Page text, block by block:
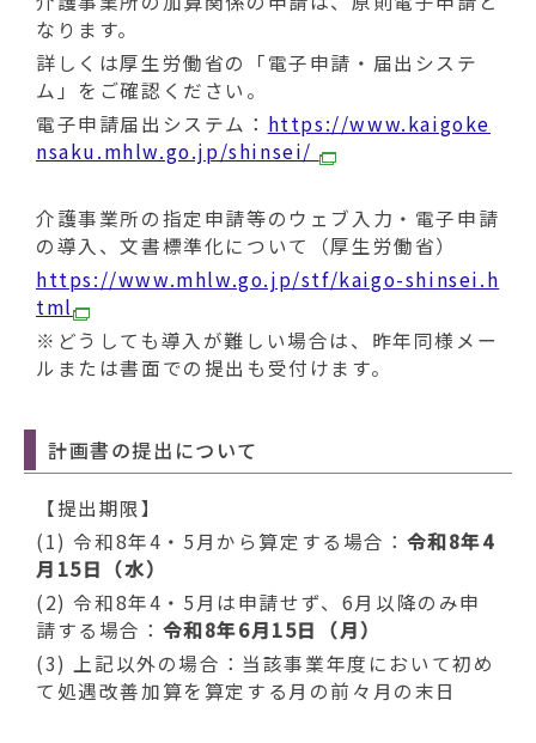
なります。
詳しくは厚生労働省の「電子申請・届出システ
ム」をご確認ください。
電子申請届出システム： https://www.kaigoke
nsaku.mhlw.go.jp/shinsei/
介護事業所の指定申請等のウェブ入力・電子申請
の導入、文書標準化について（厚生労働省）
https://www.mhlw.go.jp/stf/kaigo-shinsei.h
tml
※どうしても導入が難しい場合は、昨年同様メー
ルまたは書面での提出も受付けます。
計画書の提出について
【提出期限】
(1) 令和8年4・5月から算定する場合： 令和8年4
月15日（水）
(2) 令和8年4・5月は申請せず、6月以降のみ申
請する場合： 令和8年6月15日（月）
(3) 上記以外の場合：当該事業年度において初め
て処遇改善加算を算定する月の前々月の末日